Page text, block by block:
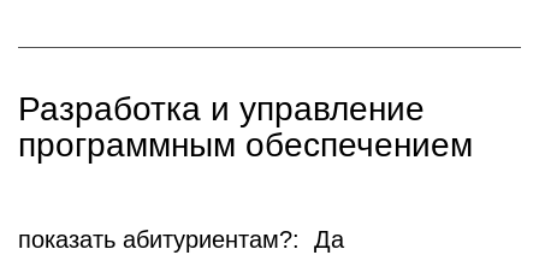
Разработка и управление
программным обеспечением
показать абитуриентам?: Да